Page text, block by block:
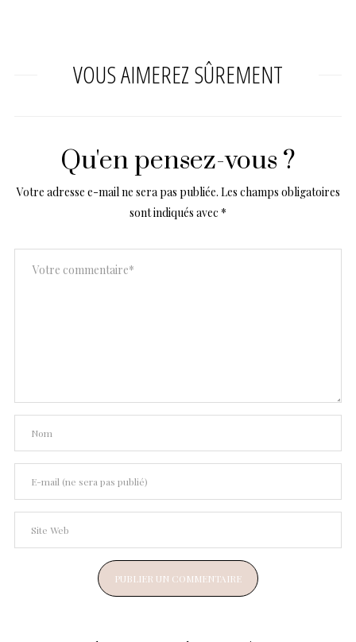
VOUS AIMEREZ SÛREMENT
Qu'en pensez-vous ?
Votre adresse e-mail ne sera pas publiée. Les champs obligatoires
sont indiqués avec *